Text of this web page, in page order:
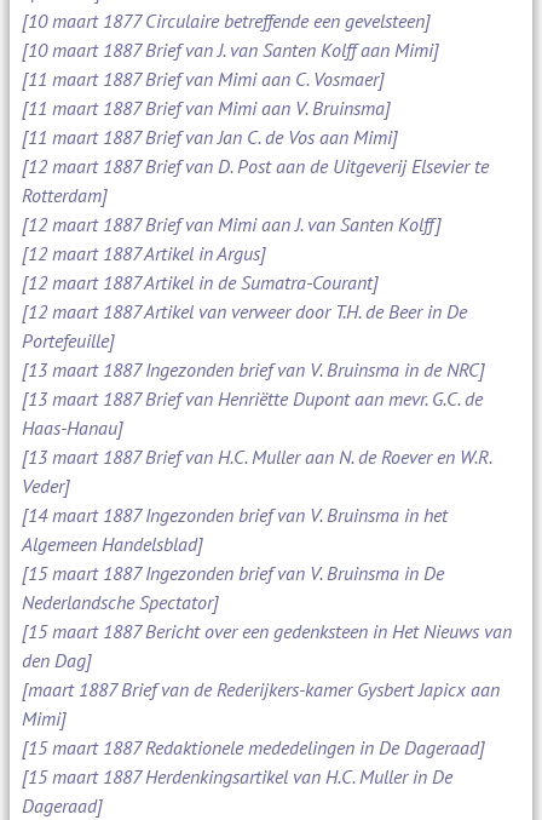
[10 maart 1877 Circulaire betreffende een gevelsteen]
[10 maart 1887 Brief van J. van Santen Kolff aan Mimi]
[11 maart 1887 Brief van Mimi aan C. Vosmaer]
[11 maart 1887 Brief van Mimi aan V. Bruinsma]
[11 maart 1887 Brief van Jan C. de Vos aan Mimi]
[12 maart 1887 Brief van D. Post aan de Uitgeverij Elsevier te
Rotterdam]
[12 maart 1887 Brief van Mimi aan J. van Santen Kolff]
[12 maart 1887 Artikel in Argus]
[12 maart 1887 Artikel in de Sumatra-Courant]
[12 maart 1887 Artikel van verweer door T.H. de Beer in De
Portefeuille]
[13 maart 1887 Ingezonden brief van V. Bruinsma in de NRC]
[13 maart 1887 Brief van Henriëtte Dupont aan mevr. G.C. de
Haas-Hanau]
[13 maart 1887 Brief van H.C. Muller aan N. de Roever en W.R.
Veder]
[14 maart 1887 Ingezonden brief van V. Bruinsma in het
Algemeen Handelsblad]
[15 maart 1887 Ingezonden brief van V. Bruinsma in De
Nederlandsche Spectator]
[15 maart 1887 Bericht over een gedenksteen in Het Nieuws van
den Dag]
[maart 1887 Brief van de Rederijkers-kamer Gysbert Japicx aan
Mimi]
[15 maart 1887 Redaktionele mededelingen in De Dageraad]
[15 maart 1887 Herdenkingsartikel van H.C. Muller in De
Dageraad]